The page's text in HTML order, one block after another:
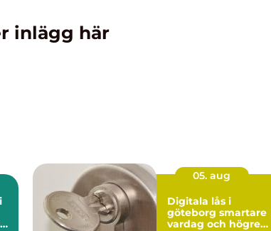
inlägg här
05. aug
Digitala lås i
göteborg smartare
vardag och högre